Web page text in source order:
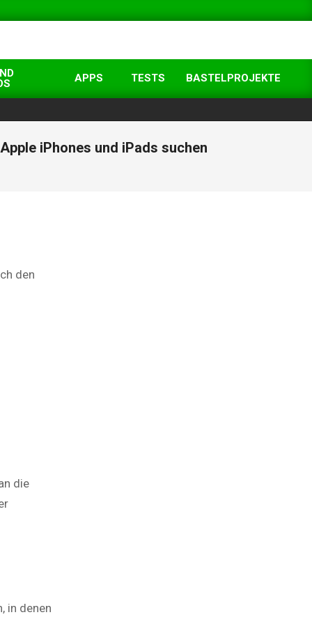
APPS TESTS BASTELPROJEKTE
iPhones und iPads suchen
den
die
in denen